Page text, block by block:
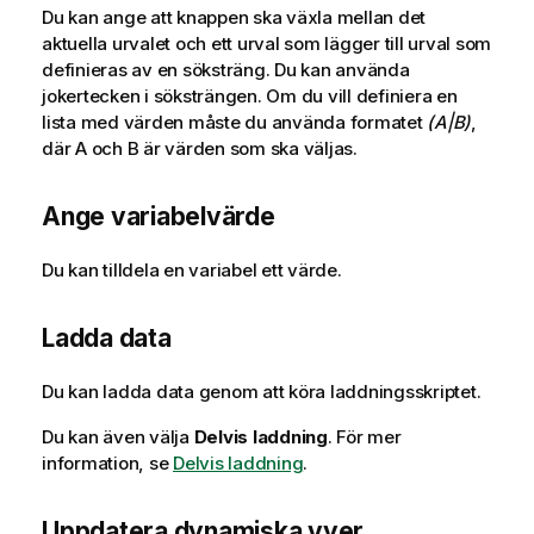
Du kan ange att knappen ska växla mellan det
aktuella urvalet och ett urval som lägger till urval som
definieras av en söksträng. Du kan använda
jokertecken i söksträngen. Om du vill definiera en
lista med värden måste du använda formatet (A|B),
där A och B är värden som ska väljas.
Ange variabelvärde
Du kan tilldela en variabel ett värde.
Ladda data
Du kan ladda data genom att köra laddningsskriptet.
Du kan även välja Delvis laddning. För mer
information, se Delvis laddning.